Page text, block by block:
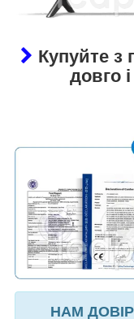
Купуйте з
довго
НАМ